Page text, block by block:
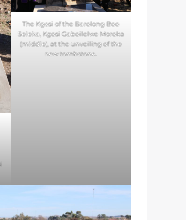
The Kgosi of the Barolong Boo
Seleka, Kgosi Gaboilelwe Moroka
(middle), at the unveiling of the
new tombstone.